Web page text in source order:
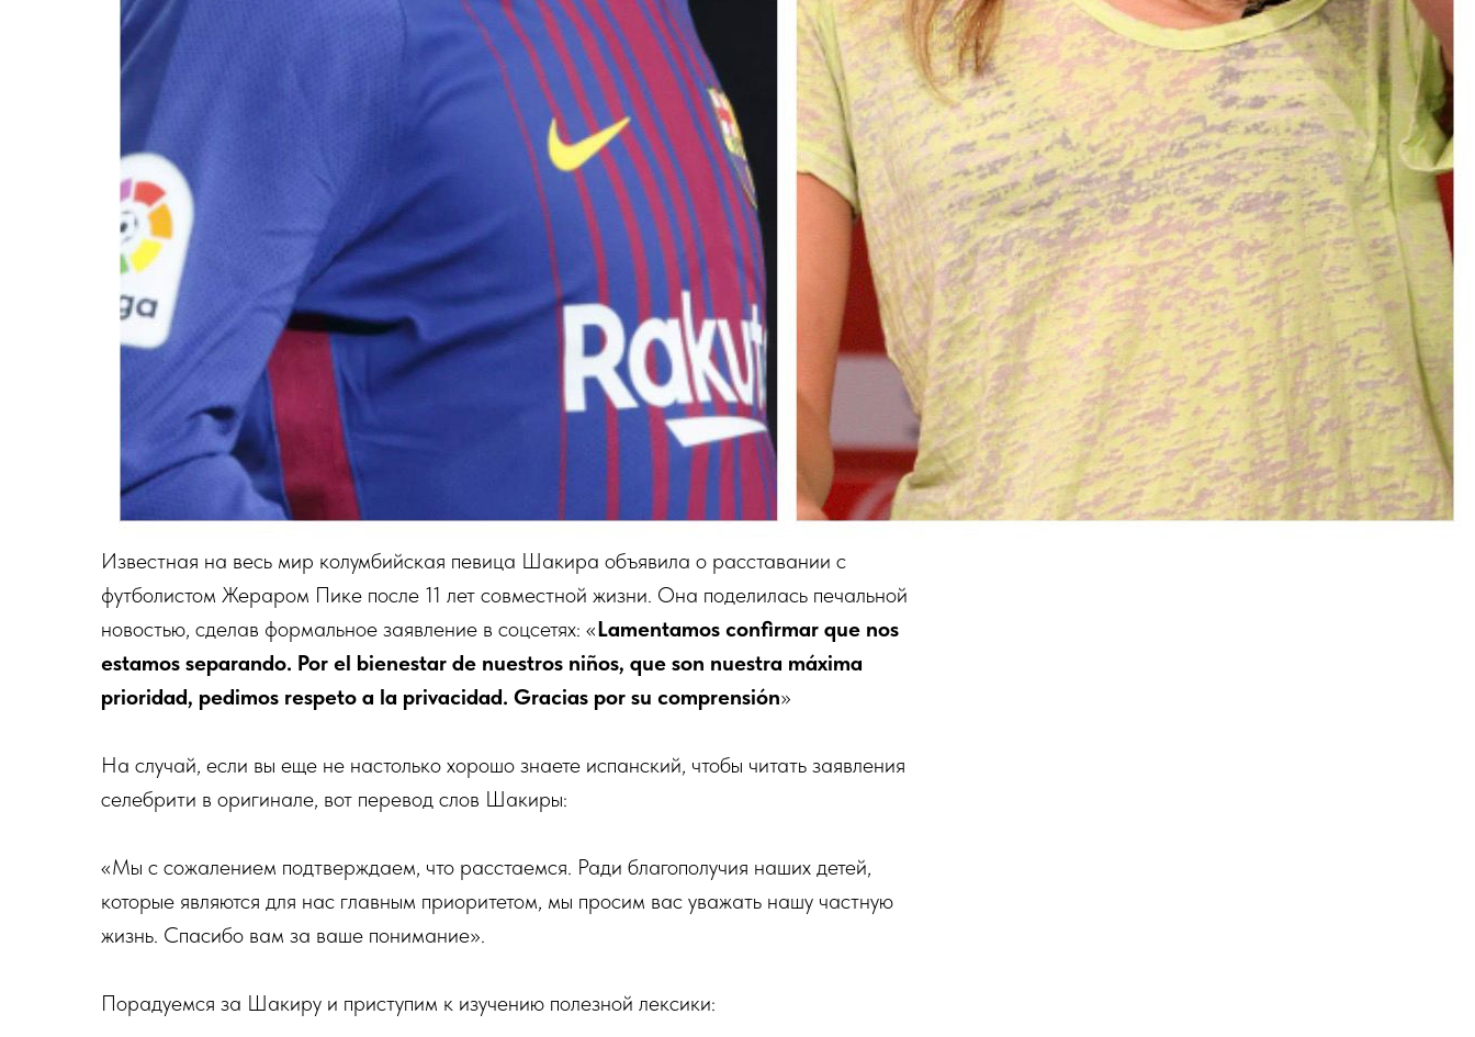
Известная на весь мир колумбийская певица Шакира объявила о расставании с
футболистом Жераром Пике после 11 лет совместной жизни. Она поделилась печальной
новостью, сделав формальное заявление в соцсетях: «Lamentamos confirmar que nos
estamos separando. Por el bienestar de nuestros niños, que son nuestra máxima
prioridad, pedimos respeto a la privacidad. Gracias por su comprensión»
На случай, если вы еще не настолько хорошо знаете испанский, чтобы читать заявления
селебрити в оригинале, вот перевод слов Шакиры:
«Мы с сожалением подтверждаем, что расстаемся. Ради благополучия наших детей,
которые являются для нас главным приоритетом, мы просим вас уважать нашу частную
жизнь. Спасибо вам за ваше понимание».
Порадуемся за Шакиру и приступим к изучению полезной лексики: